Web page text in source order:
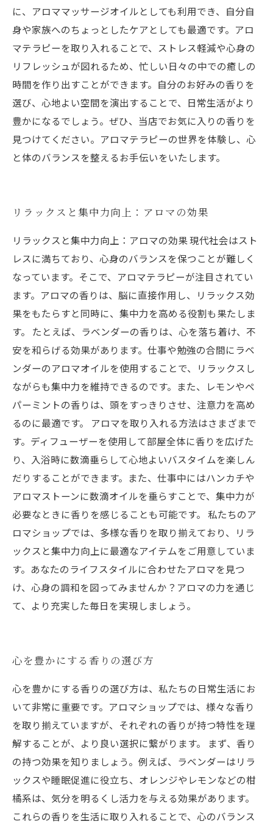
に、アロママッサージオイルとしても利用でき、自分自
身や家族へのちょっとしたケアとしても最適です。アロ
マテラピーを取り入れることで、ストレス軽減や心身の
リフレッシュが図れるため、忙しい日々の中での癒しの
時間を作り出すことができます。自分のお好みの香りを
選び、心地よい空間を演出することで、日常生活がより
豊かになるでしょう。ぜひ、当店でお気に入りの香りを
見つけてください。アロマテラピーの世界を体験し、心
と体のバランスを整えるお手伝いをいたします。
リラックスと集中力向上：アロマの効果
リラックスと集中力向上：アロマの効果 現代社会はスト
レスに満ちており、心身のバランスを保つことが難しく
なっています。そこで、アロマテラピーが注目されてい
ます。アロマの香りは、脳に直接作用し、リラックス効
果をもたらすと同時に、集中力を高める役割も果たしま
す。 たとえば、ラベンダーの香りは、心を落ち着け、不
安を和らげる効果があります。仕事や勉強の合間にラベ
ンダーのアロマオイルを使用することで、リラックスし
ながらも集中力を維持できるのです。また、レモンやペ
パーミントの香りは、頭をすっきりさせ、注意力を高め
るのに最適です。 アロマを取り入れる方法はさまざまで
す。ディフューザーを使用して部屋全体に香りを広げた
り、入浴時に数滴垂らして心地よいバスタイムを楽しん
だりすることができます。また、仕事中にはハンカチや
アロマストーンに数滴オイルを垂らすことで、集中力が
必要なときに香りを感じることも可能です。 私たちのア
ロマショップでは、多様な香りを取り揃えており、リラ
ックスと集中力向上に最適なアイテムをご用意していま
す。あなたのライフスタイルに合わせたアロマを見つ
け、心身の調和を図ってみませんか？アロマの力を通じ
て、より充実した毎日を実現しましょう。
心を豊かにする香りの選び方
心を豊かにする香りの選び方は、私たちの日常生活にお
いて非常に重要です。アロマショップでは、様々な香り
を取り揃えていますが、それぞれの香りが持つ特性を理
解することが、より良い選択に繋がります。 まず、香り
の持つ効果を知りましょう。例えば、ラベンダーはリラ
ックスや睡眠促進に役立ち、オレンジやレモンなどの柑
橘系は、気分を明るくし活力を与える効果があります。
これらの香りを生活に取り入れることで、心のバランス